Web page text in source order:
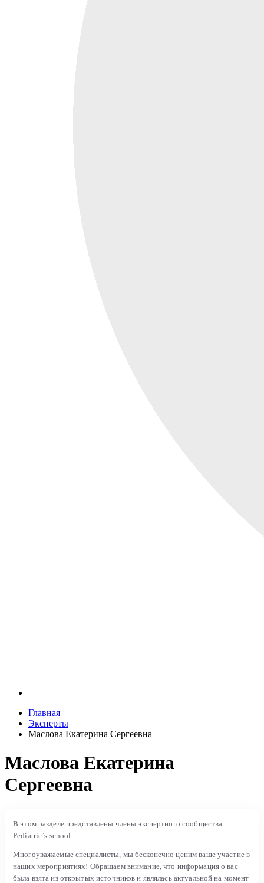
Главная
Эксперты
Маслова Екатерина Сергеевна
Маслова Екатерина
Сергеевна
В этом разделе представлены члены экспертного сообщества
Pediatric`s school.
Многоуважаемые специалисты, мы бесконечно ценим ваше участие в
наших мероприятиях! Обращаем внимание, что информация о вас
была взята из открытых источников и являлась актуальной на момент